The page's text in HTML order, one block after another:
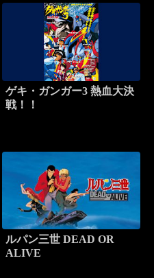
ゲキ・ガンガー3 熱血大決
戦！！
ルパン三世 DEAD OR
ALIVE